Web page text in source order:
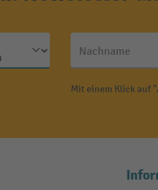
Nachname
Mit einem Klick auf